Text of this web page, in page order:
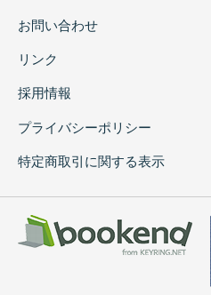
お問い合わせ
リンク
採用情報
プライバシーポリシー
特定商取引に関する表示